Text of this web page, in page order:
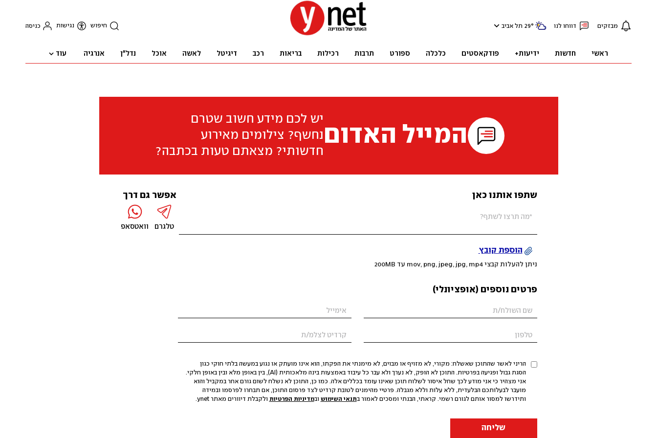
מבזקים דווחו לנו 29° תל אביב חיפוש נגישות כניסה
ראשי חדשות ידיעות+ פודקאסטים כלכלה ספורט תרבות רכילות בריאות רכב דיגיטל לאשה אוכל נדל"ן אנרגיה עוד
המייל האדום
יש לכם מידע חשוב שטרם
נחשף? צילומים מאירוע
חדשותי? מצאתם טעות בכתבה?
שתפו אותנו כאן
הוספת קובץ
ניתן להעלות קבצי mov, png, jpeg, jpg, mp4 עד 200MB
פרטים נוספים (אופציונלי)
הריני לאשר שהתוכן שאשלח: מקורי, לא מזויף או מבוים, לא מימנתי את הפקתו, הוא אינו מועתק או נגוע במעשה בלתי חוקי כגון
הסגת גבול ופגיעה בפרטיות. התוכן לא הופק, לא נערך ולא עבר כל עיבוד באמצעות בינה מלאכותית (AI), בין באופן מלא ובין באופן חלקי.
אני מצהיר כי אני מודע לכך שחל איסור לשלוח תוכן שאינו עומד בכללים אלה. כמו כן, התוכן לא נשלח לשום גורם אחר במקביל והוא
מועבר לבעלותכם הבלעדית, ללא עלות וללא מגבלה. פרטיי מהימנים לטובת קרדיט לצד פרסום התוכן, אם תבחרו לפרסמו ובמידה
ותידרשו למסור אותם לגורם רשמי. קראתי, הבנתי ומסכים לאמור בתנאי השימוש ובמדיניות הפרטיות ולקבלת דיוורים מאתר ynet.
שליחה
אפשר גם דרך
טלגרם וואטסאפ